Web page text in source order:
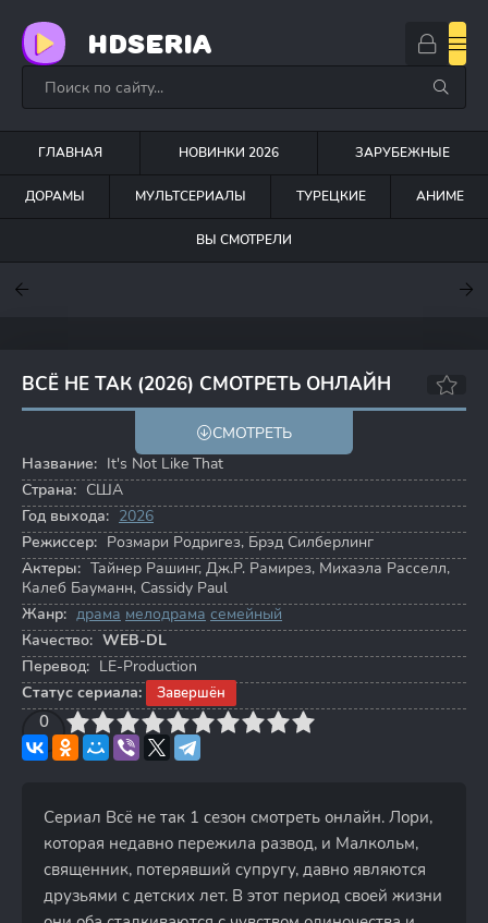
HDSERIA
ГЛАВНАЯ НОВИНКИ 2026 ЗАРУБЕЖНЫЕ
ДОРАМЫ МУЛЬТСЕРИАЛЫ ТУРЕЦКИЕ АНИМЕ
ВЫ СМОТРЕЛИ
ВСЁ НЕ ТАК (2026) СМОТРЕТЬ ОНЛАЙН
СМОТРЕТЬ
Название: It's Not Like That
Страна: США
Год выхода: 2026
Режиссер: Розмари Родригез, Брэд Силберлинг
Актеры: Тайнер Рашинг, Дж.Р. Рамирез, Михаэла Расселл,
Калеб Бауманн, Cassidy Paul
Жанр: драма мелодрама семейный
Качество: WEB-DL
Перевод: LE-Production
Статус сериала:
Завершён
0
4 6 7 8 9 10
Сериал Всё не так 1 сезон смотреть онлайн. Лори,
которая недавно пережила развод, и Малкольм,
священник, потерявший супругу, давно являются
друзьями с детских лет. В этот период своей жизни